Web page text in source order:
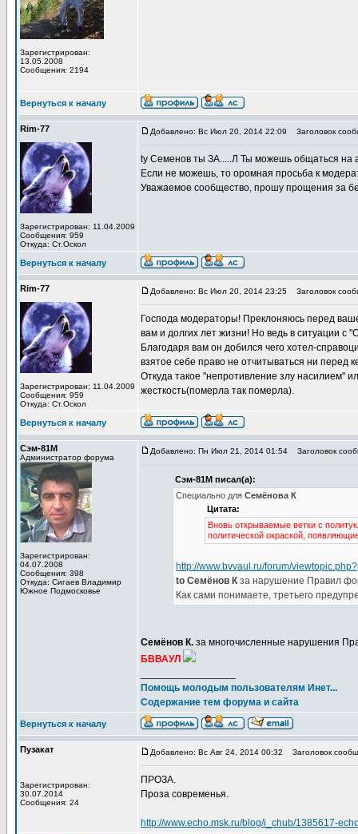
Зарегистрирован:
13.05.2008
Сообщения: 2194
Вернуться к началу
Rim-77
Зарегистрирован: 11.04.2009
Сообщения: 959
Откуда: Ст.Оскол
Добавлено: Вс Июл 20, 2014 22:09 Заголовок
ty Семенов ты ЗА.....Л Ты можешь общаться на
Если не можешь, то оромная просьба к
Уважаемое сообщество, прошу прощения за
Вернуться к началу
Rim-77
Зарегистрирован: 11.04.2009
Сообщения: 959
Откуда: Ст.Оскол
Добавлено: Вс Июл 20, 2014 23:25 Заголовок
Господа модераторы! Преклоняюсь перед
вам и долгих лет жизни! Но ведь в ситуации с
Благодаря вам он добился чего хотел-
взятое себе право не отчитываться ни перед
Откуда такое "непротивление злу насилием"
жесткость(померла так померла).
Вернуться к началу
Сэм-81М
Администратор форума
Зарегистрирован:
04.07.2008
Сообщения: 398
Откуда: Сигаев Владимир
Южное Подмосковье
Добавлено: Пн Июл 21, 2014 01:54 Заголовок
Сэм-81М писал(а):
Специально для Семёнова К
Цитата:
Вновь открываемые ветки с
политической окраской,
http://www.bvvaul.ru/forum/
to Семёнов К за нарушение Правил
Как сами понимаете, третьего
Семёнов К. за многочисленные нарушения
БВВАУЛ
Помощь молодым пользователям Инет...
Содержание тем форума и сайта
Вернуться к началу
Пузакат
Зарегистрирован:
30.07.2014
Сообщения: 24
Добавлено: Вс Авг 24, 2014 00:32 Заголовок
ПРОЗА.
Проза современья.
http://www.echo.msk.ru/blog/i_chub/1385617-